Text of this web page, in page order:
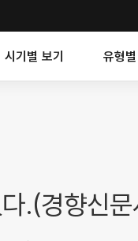
시기별 보기 유형별
.(경향신